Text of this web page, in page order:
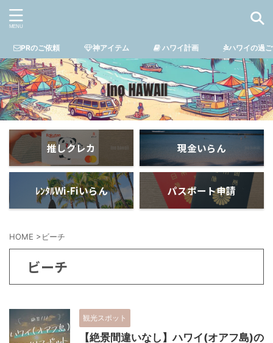
PRのご依頼 神アイテム ハワイ計画 ハワイの過
推しクレカ 現金いらん
ﾚﾝﾀﾙWi-Fiいらん パスポート申請
HOME >ビーチ
ビーチ
観光スポット
【絶景間違いなし】ハワイ(オアフ島)の